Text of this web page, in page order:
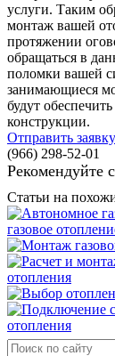
услуги. Таким
монтаж вашей
протяжении
обращаться в
поломки вашей
занимающиеся
будут
конструкции.
Отправить заявку
(966) 298-52-01
Рекомендуйте
Статьи на
газовое
отопления
отопления